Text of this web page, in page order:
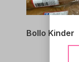
Bollo Kinder